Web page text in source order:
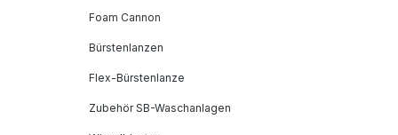
Foam Cannon
Bürstenlanzen
Flex-Bürstenlanze
Zubehör SB-Waschanlagen